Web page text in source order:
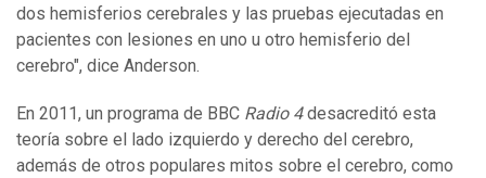
dos hemisferios cerebrales y las pruebas ejecutadas en
pacientes con lesiones en uno u otro hemisferio del
cerebro", dice Anderson.
En 2011, un programa de BBC Radio 4desacreditó esta
teoría sobre el lado izquierdo y derecho del cerebro,
además de otros populares mitos sobre el cerebro, como